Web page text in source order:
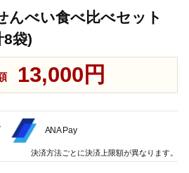
んべい食べ比べセット
袋)
13,000円
ANA Pay
決済方法ごとに決済上限額が異なります。